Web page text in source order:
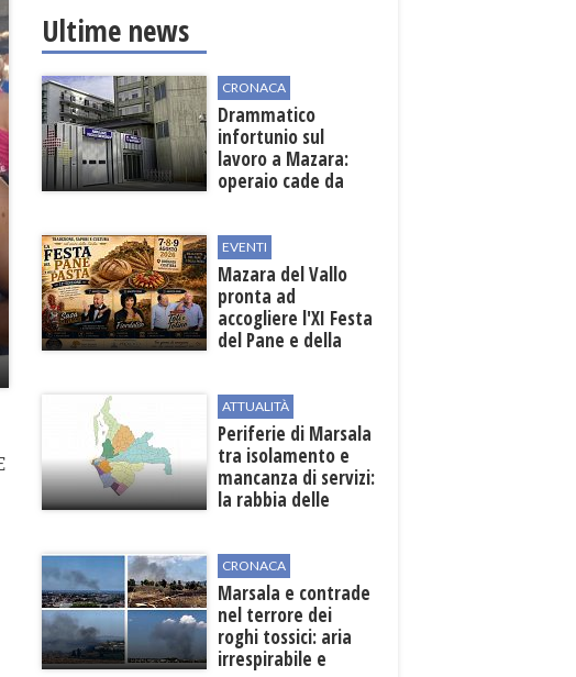
Ultime news
CRONACA
Drammatico
infortunio sul
lavoro a Mazara:
operaio cade da
EVENTI
Mazara del Vallo
pronta ad
accogliere l'XI Festa
del Pane e della
ATTUALITÀ
Periferie di Marsala
tra isolamento e
mancanza di servizi:
la rabbia delle
CRONACA
Marsala e contrade
nel terrore dei
roghi tossici: aria
irrespirabile e